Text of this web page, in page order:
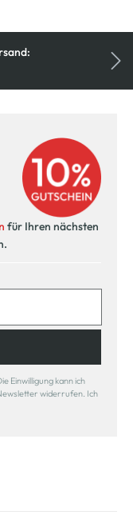
für Ihren nächsten
Einwilligung kann ich
widerrufen. Ich